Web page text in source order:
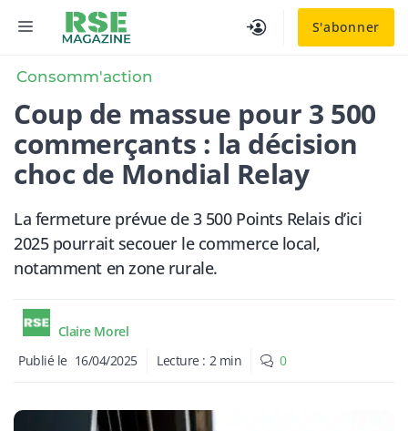
S'abonner
MENU
Consomm'action
Coup de massue pour 3 500
commerçants : la décision
choc de Mondial Relay
La fermeture prévue de 3 500 Points Relais d’ici
2025 pourrait secouer le commerce local,
notamment en zone rurale.
Claire Morel
Publié le 16/04/2025 Lecture : 2 min 0